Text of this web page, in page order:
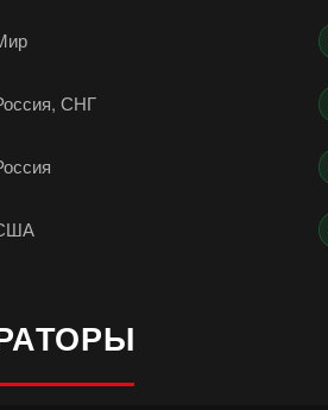
СНГ